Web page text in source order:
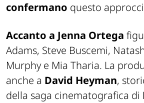
confermano questo
Accanto a Jenna Ortega
Adams, Steve Buscemi,
Murphy e Mia Tharia. La
anche a David Heyman,
della saga cinematografica di